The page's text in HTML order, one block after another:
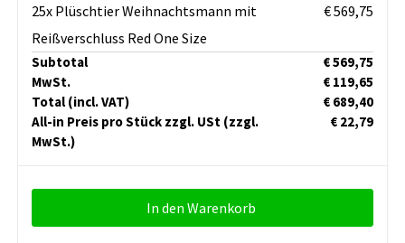
25x Plüschtier Weihnachtsmann mit
Reißverschluss Red One Size
€ 569,75
Subtotal
€ 569,75
MwSt.
€ 119,65
Total (incl. VAT)
€ 689,40
All-in Preis pro Stück zzgl. USt (zzgl.
MwSt.)
€ 22,79
In den Warenkorb